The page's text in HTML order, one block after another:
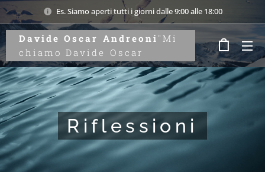
Es. Siamo aperti tutti i giorni dalle 9:00 alle 18:00
Davide Oscar Andreoni "Mi
chiamo Davide Oscar
Andreoni. Attraverso
l'introspezione e lo studio
dei legami tra uomo e
natura, aiuto a riscoprire il
valore della parola
autentica. Benvenuti su
Onidandre, il mio
laboratorio del
Riflessioni